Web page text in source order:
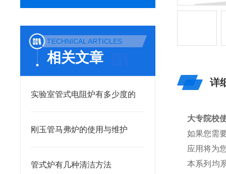
TECHNICAL ARTICLES
相关文章
实验室管式电阻炉有多少度的
刚玉管马弗炉的使用与维护
管式炉有几种清洁方法
详
大专院校
如果您需
应用将为
本系列均